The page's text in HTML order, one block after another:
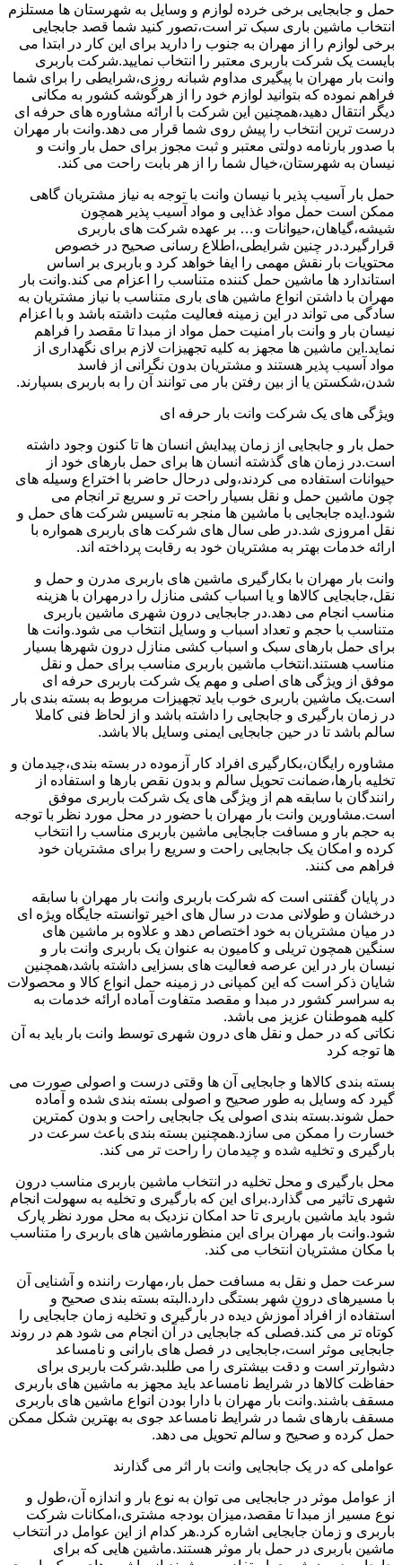
حمل و جابجایی برخی خرده لوازم و وسایل به شهرستان ها مستلزم
انتخاب ماشین باری سبک تر است،تصور کنید شما قصد جابجایی
برخی لوازم را از مهران به جنوب را دارید برای این کار در ابتدا می
بایست یک شرکت باربری معتبر را انتخاب نمایید.شرکت باربری
وانت بار مهران با پیگیری مداوم شبانه روزی،شرایطی را برای شما
فراهم نموده که بتوانید لوازم خود را از هرگوشه کشور به مکانی
دیگر انتقال دهید،همچنین این شرکت با ارائه مشاوره های حرفه ای
درست ترین انتخاب را پیش روی شما قرار می دهد.وانت بار مهران
با صدور بارنامه دولتی معتبر و ثبت مجوز برای حمل بار وانت و
نیسان به شهرستان،خیال شما را از هر بابت راحت می کند.
حمل بار آسیب پذیر با نیسان وانت با توجه به نیاز مشتریان گاهی
ممکن است حمل مواد غذایی و مواد آسیب پذیر همچون
شیشه،گیاهان،حیوانات و… بر عهده شرکت های باربری
قرارگیرد.در چنین شرایطی،اطلاع رسانی صحیح در خصوص
محتویات بار نقش مهمی را ایفا خواهد کرد و باربری بر اساس
استاندارد ها ماشین حمل کننده متناسب را اعزام می کند.وانت بار
مهران با داشتن انواع ماشین های باری متناسب با نیاز مشتریان به
سادگی می تواند در این زمینه فعالیت مثبت داشته باشد و با اعزام
نیسان بار و وانت بار امنیت حمل مواد از مبدا تا مقصد را فراهم
نماید.این ماشین ها مجهز به کلیه تجهیزات لازم برای نگهداری از
مواد آسیب پذیر هستند و مشتریان بدون نگرانی از فاسد
شدن،شکستن یا از بین رفتن بار می توانند آن را به باربری بسپارند.
ویژگی های یک شرکت وانت بار حرفه ای
حمل بار و جابجایی از زمان پیدایش انسان ها تا کنون وجود داشته
است.در زمان های گذشته انسان ها برای حمل بارهای خود از
حیوانات استفاده می کردند،ولی درحال حاضر با اختراع وسیله های
چون ماشین حمل و نقل بسیار راحت تر و سریع تر انجام می
شود.ایده جابجایی با ماشین ها منجر به تاسیس شرکت های حمل و
نقل امروزی شد.در طی سال های شرکت های باربری همواره با
ارائه خدمات بهتر به مشتریان خود به رقابت پرداخته اند.
وانت بار مهران با بکارگیری ماشین های باربری مدرن و حمل و
نقل،جابجایی کالاها و یا اسباب کشی منازل را درمهران با هزینه
مناسب انجام می دهد.در جابجایی درون شهری ماشین باربری
متناسب با حجم و تعداد اسباب و وسایل انتخاب می شود.وانت ها
برای حمل بارهای سبک و اسباب کشی منازل درون شهرها بسیار
مناسب هستند.انتخاب ماشین باربری مناسب برای حمل و نقل
موفق از ویژگی های اصلی و مهم یک شرکت باربری حرفه ای
است.یک ماشین باربری خوب باید تجهیزات مربوط به بسته بندی بار
در زمان بارگیری و جابجایی را داشته باشد و از لحاظ فنی کاملا
سالم باشد تا در حین جابجایی ایمنی وسایل بالا باشد.
مشاوره رایگان،بکارگیری افراد کار آزموده در بسته بندی،چیدمان و
تخلیه بارها،ضمانت تحویل سالم و بدون نقص بارها و استفاده از
رانندگان با سابقه هم از ویژگی های یک شرکت باربری موفق
است.مشاورین وانت بار مهران با حضور در محل مورد نظر با توجه
به حجم بار و مسافت جابجایی ماشین باربری مناسب را انتخاب
کرده و امکان یک جابجایی راحت و سریع را برای مشتریان خود
فراهم می کنند.
در پایان گفتنی است که شرکت باربری وانت بار مهران با سابقه
درخشان و طولانی مدت در سال های اخیر توانسته جایگاه ویژه ای
در میان مشتریان به خود اختصاص دهد و علاوه بر ماشین های
سنگین همچون تریلی و کامیون به عنوان یک باربری وانت بار و
نیسان بار در این عرصه فعالیت های بسزایی داشته باشد،همچنین
شایان ذکر است که این کمپانی در زمینه حمل انواع کالا و محصولات
به سراسر کشور در مبدا و مقصد متفاوت آماده ارائه خدمات به
کلیه هموطنان عزیز می باشد.
نکاتی که در حمل و نقل های درون شهری توسط وانت بار باید به آن
ها توجه کرد
بسته بندی کالاها و جابجایی آن ها وقتی درست و اصولی صورت می
گیرد که وسایل به طور صحیح و اصولی بسته بندی شده و آماده
حمل شوند.بسته بندی اصولی یک جابجایی راحت و بدون کمترین
خسارت را ممکن می سازد.همچنین بسته بندی باعث سرعت در
بارگیری و تخلیه شده و چیدمان را راحت تر می کند.
محل بارگیری و محل تخلیه در انتخاب ماشین باربری مناسب درون
شهری تاثیر می گذارد.برای این که بارگیری و تخلیه به سهولت انجام
شود باید ماشین باربری تا حد امکان نزدیک به محل مورد نظر پارک
شود.وانت بار مهران برای این منظورماشین های باربری را متناسب
با مکان مشتریان انتخاب می کند.
سرعت حمل و نقل به مسافت حمل بار،مهارت راننده و آشنایی آن
با مسیرهای درون شهر بستگی دارد.البته بسته بندی صحیح و
استفاده از افراد آموزش دیده در بارگیری و تخلیه زمان جابجایی را
کوتاه تر می کند.فصلی که جابجایی در آن انجام می شود هم در روند
جابجایی موثر است،جابجایی در فصل های بارانی و نامساعد
دشوارتر است و دقت بیشتری را می طلبد.شرکت باربری برای
حفاظت کالاها در شرایط نامساعد باید مجهز به ماشین های باربری
مسقف باشند.وانت بار مهران با دارا بودن انواع ماشین های باربری
مسقف بارهای شما در شرایط نامساعد جوی به بهترین شکل ممکن
حمل کرده و صحیح و سالم تحویل می دهد.
عواملی که در یک جابجایی وانت بار اثر می گذارند
از عوامل موثر در جابجایی می توان به نوع بار و اندازه آن،طول و
نوع مسیر از مبدا تا مقصد،میزان بودجه مشتری،امکانات شرکت
باربری و زمان جابجایی اشاره کرد.هر کدام از این عوامل در انتخاب
ماشین باربری در حمل بار موثر هستند.ماشین هایی که برای